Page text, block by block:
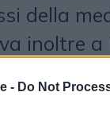
- Do Not
della
inoltre a
far